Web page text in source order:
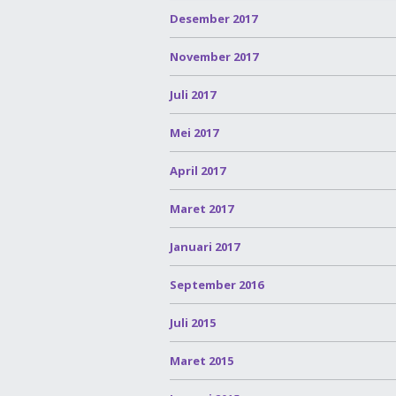
Desember 2017
November 2017
Juli 2017
Mei 2017
April 2017
Maret 2017
Januari 2017
September 2016
Juli 2015
Maret 2015